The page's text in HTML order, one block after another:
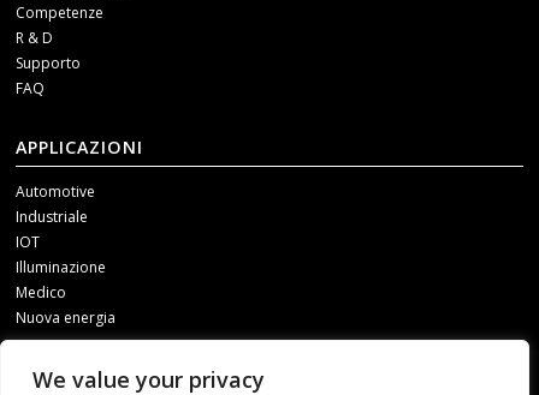
We value your privacy
Competenze
R & D
Supporto
FAQ
APPLICAZIONI
Automotive
Industriale
IOT
Illuminazione
Medico
Nuova energia
SOCIAL MEDIA